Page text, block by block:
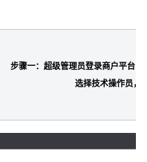
步骤一：超级管理员登录商户平台
选择技术操作员，